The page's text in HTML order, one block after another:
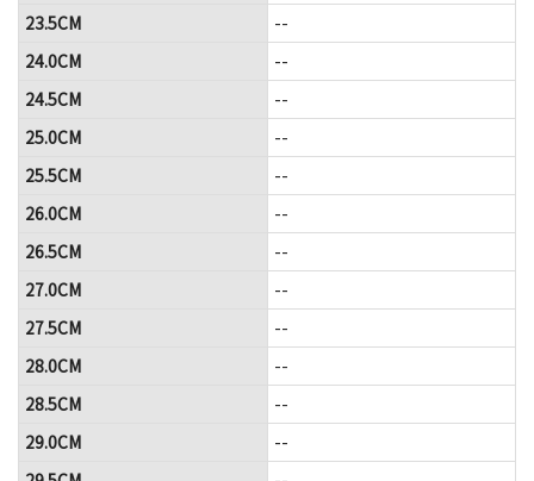
23.5CM
--
24.0CM
--
24.5CM
--
25.0CM
--
25.5CM
--
26.0CM
--
26.5CM
--
27.0CM
--
27.5CM
--
28.0CM
--
28.5CM
--
29.0CM
--